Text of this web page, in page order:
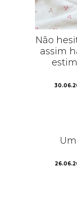
Não
assim